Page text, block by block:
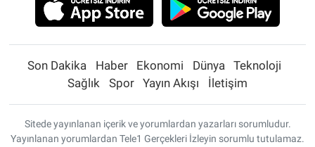
Son Dakika Haber Ekonomi Dünya
Teknoloji
Sağlık
Spor Yayın Akışı İletişim
Sitede yayınlanan içerik ve yorumlardan yazarları sorumludur.
Yayınlanan yorumlardan Tele1 Gerçekleri İzleyin sorumlu tutulamaz.